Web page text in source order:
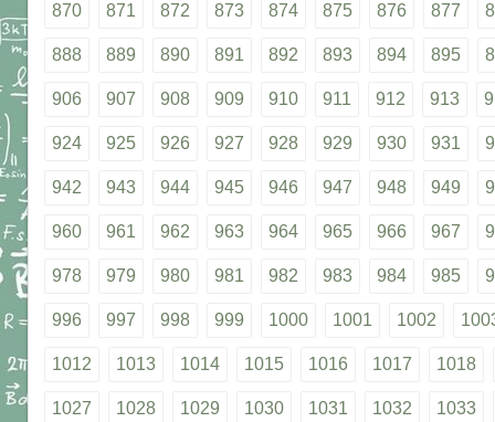
870 871 872 873 874 875 876 877
888 889 890 891 892 893 894 895
906 907 908 909 910 911 912 913
924 925 926 927 928 929 930 931
942 943 944 945 946 947 948 949
960 961 962 963 964 965 966 967
978 979 980 981 982 983 984 985
996 997 998 999 1000 1001 1002
1012 1013 1014 1015 1016 1017 1018
1027 1028 1029 1030 1031 1032 1033